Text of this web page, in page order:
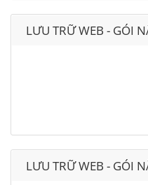
LƯU TRỮ WEB - GÓI
LƯU TRỮ WEB - GÓI